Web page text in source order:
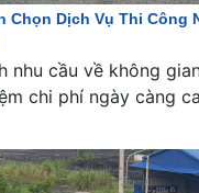
Chọn Dịch Vụ Thi Công
nhu cầu về không
chi phí ngày càng